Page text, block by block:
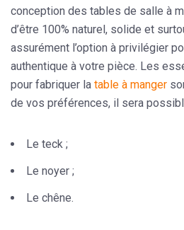
conception des tables de salle à
d’être 100% naturel, solide et
assurément l’option à privilégier
authentique à votre pièce. Les
pour fabriquer la table à manger
de vos préférences, il sera
Le teck ;
Le noyer ;
Le chêne.